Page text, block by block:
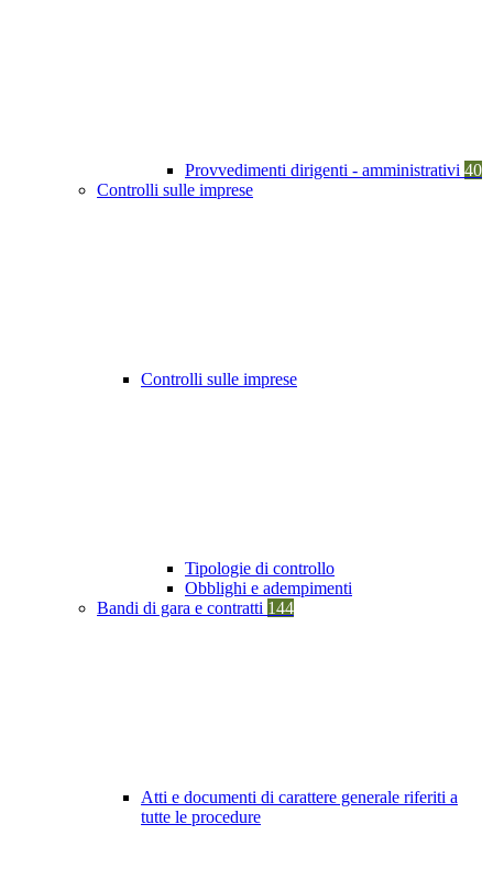
Provvedimenti dirigenti - amministrativi 40
Controlli sulle imprese
Controlli sulle imprese
Tipologie di controllo
Obblighi e adempimenti
Bandi di gara e contratti 144
Atti e documenti di carattere generale riferiti a
tutte le procedure